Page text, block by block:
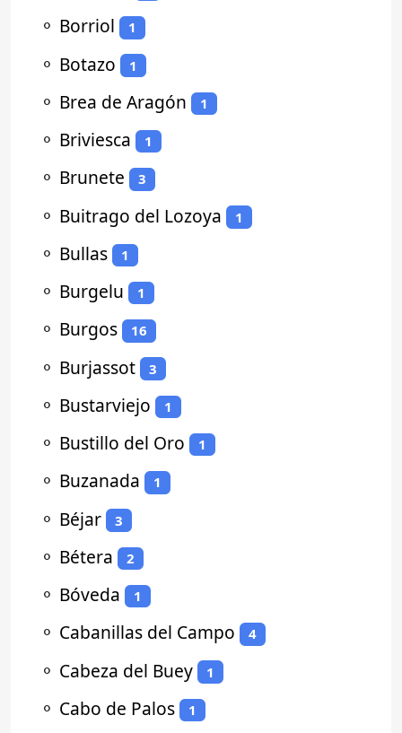
⚬ Borriol 1
⚬ Botazo 1
⚬ Brea de Aragón 1
⚬ Briviesca 1
⚬ Brunete 3
⚬ Buitrago del Lozoya 1
⚬ Bullas 1
⚬ Burgelu 1
⚬ Burgos 16
⚬ Burjassot 3
⚬ Bustarviejo 1
⚬ Bustillo del Oro 1
⚬ Buzanada 1
⚬ Béjar 3
⚬ Bétera 2
⚬ Bóveda 1
⚬ Cabanillas del Campo 4
⚬ Cabeza del Buey 1
⚬ Cabo de Palos 1